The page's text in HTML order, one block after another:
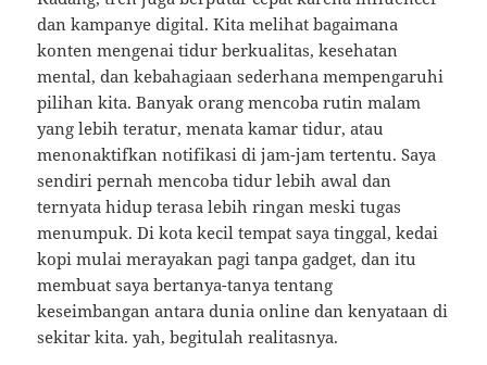
dan kampanye digital. Kita melihat bagaimana
konten mengenai tidur berkualitas, kesehatan
mental, dan kebahagiaan sederhana mempengaruhi
pilihan kita. Banyak orang mencoba rutin malam
yang lebih teratur, menata kamar tidur, atau
menonaktifkan notifikasi di jam-jam tertentu. Saya
sendiri pernah mencoba tidur lebih awal dan
ternyata hidup terasa lebih ringan meski tugas
menumpuk. Di kota kecil tempat saya tinggal, kedai
kopi mulai merayakan pagi tanpa gadget, dan itu
membuat saya bertanya-tanya tentang
keseimbangan antara dunia online dan kenyataan di
sekitar kita. yah, begitulah realitasnya.